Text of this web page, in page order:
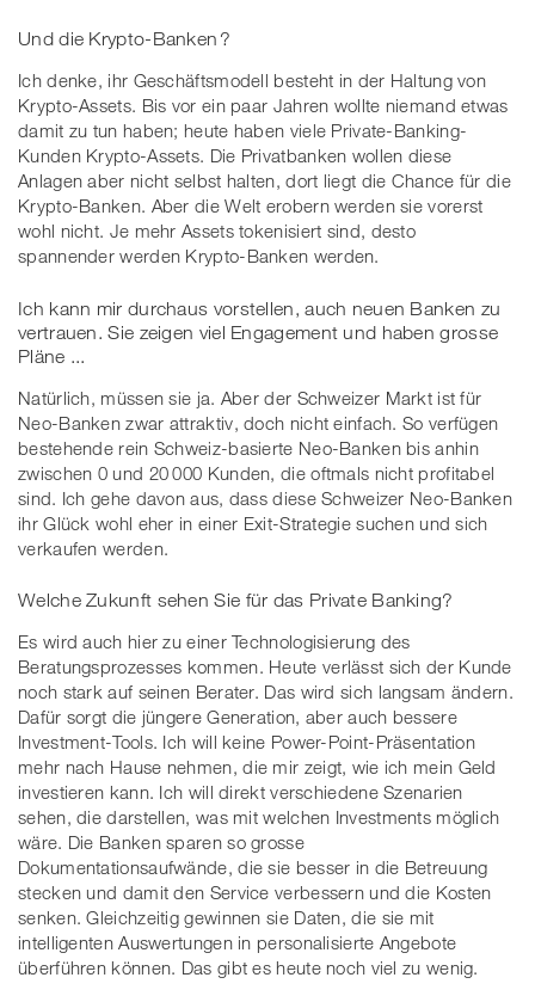
Und die Krypto-Banken ?
Ich denke, ihr Geschäftsmodell besteht in der Haltung von
Krypto-Assets. Bis vor ein paar Jahren wollte niemand etwas
damit zu tun haben; heute haben viele Private-Banking-
Kunden Krypto-Assets. Die Privatbanken wollen diese
Anlagen aber nicht selbst halten, dort liegt die Chance für die
Krypto-Banken. Aber die Welt erobern werden sie vorerst
wohl nicht. Je mehr Assets tokenisiert sind, desto
spannender werden Krypto-Banken werden.
Ich kann mir durchaus vorstellen, auch neuen Banken zu
vertrauen. Sie zeigen viel Engagement und haben grosse
Pläne ...
Natürlich, müssen sie ja. Aber der Schweizer Markt ist für
Neo-Banken zwar attraktiv, doch nicht einfach. So verfügen
bestehende rein Schweiz-basierte Neo-Banken bis anhin
zwischen 0 und 20 000 Kunden, die oftmals nicht profitabel
sind. Ich gehe davon aus, dass diese Schweizer Neo-Banken
ihr Glück wohl eher in einer Exit-Strategie suchen und sich
verkaufen werden.
Welche Zukunft sehen Sie für das Private Banking?
Es wird auch hier zu einer Technologisierung des
Beratungsprozesses kommen. Heute verlässt sich der Kunde
noch stark auf seinen Berater. Das wird sich langsam ändern.
Dafür sorgt die jüngere Generation, aber auch bessere
Investment-Tools. Ich will keine Power-Point-Präsentation
mehr nach Hause nehmen, die mir zeigt, wie ich mein Geld
investieren kann. Ich will direkt verschiedene Szenarien
sehen, die darstellen, was mit welchen Investments möglich
wäre. Die Banken sparen so grosse
Dokumentationsaufwände, die sie besser in die Betreuung
stecken und damit den Service verbessern und die Kosten
senken. Gleichzeitig gewinnen sie Daten, die sie mit
intelligenten Auswertungen in personalisierte Angebote
überführen können. Das gibt es heute noch viel zu wenig.